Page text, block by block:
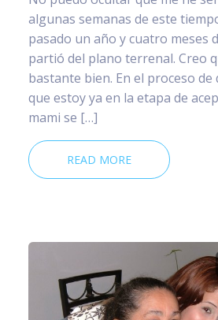
algunas semanas de este
pasado un año y cuatro meses
partió del plano terrenal. Creo
bastante bien. En el proceso
que estoy ya en la etapa de
mami se […]
READ MORE